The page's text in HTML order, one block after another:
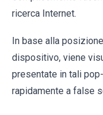
ricerca Internet.
In base alla
dispositivo, viene
presentate in tali
rapidamente a false